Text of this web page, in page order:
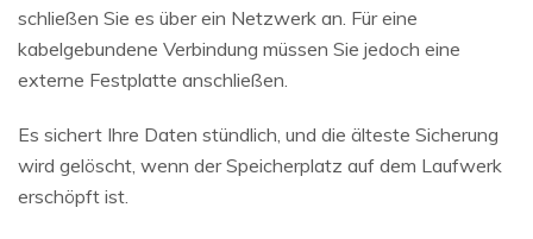
schließen Sie es über ein Netzwerk an. Für eine
kabelgebundene Verbindung müssen Sie jedoch eine
externe Festplatte anschließen.
Es sichert Ihre Daten stündlich, und die älteste Sicherung
wird gelöscht, wenn der Speicherplatz auf dem Laufwerk
erschöpft ist.